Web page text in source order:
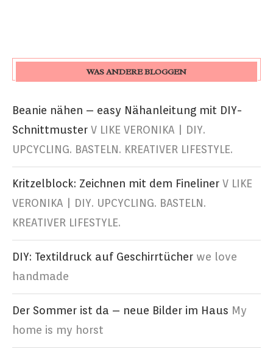
WAS ANDERE BLOGGEN
Beanie nähen – easy Nähanleitung mit DIY-
Schnittmuster V LIKE VERONIKA | DIY.
UPCYCLING. BASTELN. KREATIVER LIFESTYLE.
Kritzelblock: Zeichnen mit dem Fineliner V LIKE
VERONIKA | DIY. UPCYCLING. BASTELN.
KREATIVER LIFESTYLE.
DIY: Textildruck auf Geschirrtücher we love
handmade
Der Sommer ist da – neue Bilder im Haus My
home is my horst